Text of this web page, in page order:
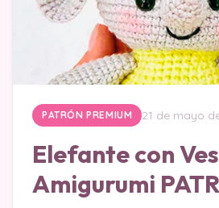
PATRÓN PREMIUM 21 de mayo
Elefante con
Amigurumi